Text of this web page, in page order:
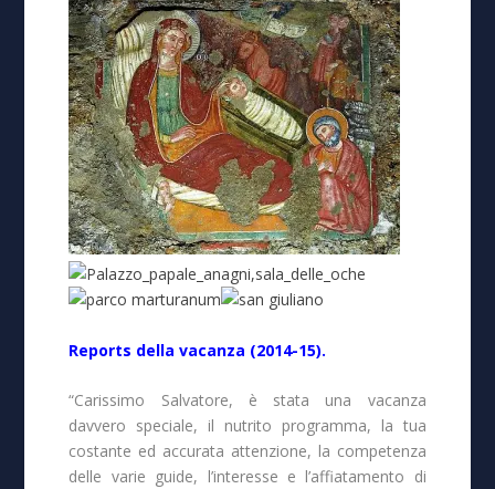
Reports della vacanza (2014-15).
“Carissimo Salvatore, è stata una vacanza
davvero speciale, il nutrito programma, la tua
costante ed accurata attenzione, la competenza
delle varie guide, l’interesse e l’affiatamento di